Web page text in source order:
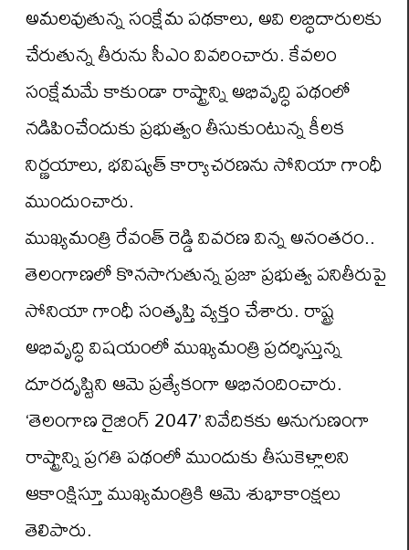
అమలవుతున్న సంక్షేమ పథకాలు, అవి లబ్ధిదారులకు
చేరుతున్న తీరును సీఎం వివరించారు. కేవలం
సంక్షేమమే కాకుండా రాష్ట్రాన్ని అభివృద్ధి పథంలో
నడిపించేందుకు ప్రభుత్వం తీసుకుంటున్న కీలక
నిర్ణయాలు, భవిష్యత్ కార్యాచరణను సోనియా గాంధీ
ముందుంచారు.
ముఖ్యమంత్రి రేవంత్ రెడ్డి వివరణ విన్న అనంతరం..
తెలంగాణలో కొనసాగుతున్న ప్రజా ప్రభుత్వ పనితీరుపై
సోనియా గాంధీ సంతృప్తి వ్యక్తం చేశారు. రాష్ట్ర
అభివృద్ధి విషయంలో ముఖ్యమంత్రి ప్రదర్శిస్తున్న
దూరదృష్టిని ఆమె ప్రత్యేకంగా అభినందించారు.
‘తెలంగాణ రైజింగ్ 2047’ నివేదికకు అనుగుణంగా
రాష్ట్రాన్ని ప్రగతి పథంలో ముందుకు తీసుకెళ్లాలని
ఆకాంక్షిస్తూ ముఖ్యమంత్రికి ఆమె శుభాకాంక్షలు
తెలిపారు.